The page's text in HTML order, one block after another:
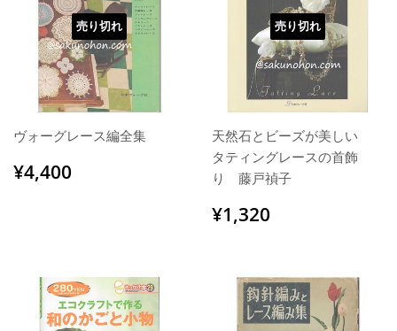
売り切れ
ヴォーグレース編全集
通
常
¥4,400
売り切れ
天然石とビーズが美しい
タティングレースの首飾
り 藤戸禎子
通
常
¥1,320